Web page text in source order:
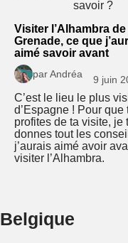
Visiter l’Alhambra de
Grenade, ce que
aimé savoir avant
par Andréa
9 juin
C’est le lieu le plus
d’Espagne ! Pour que
profites de ta visite, je
donnes tout les
j’aurais aimé avoir
visiter l’Alhambra.
Belgique